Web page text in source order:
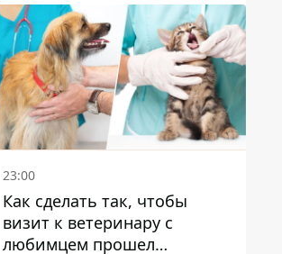
мужчин
23:00
Как сделать так, чтобы
визит к ветеринару с
любимцем прошел